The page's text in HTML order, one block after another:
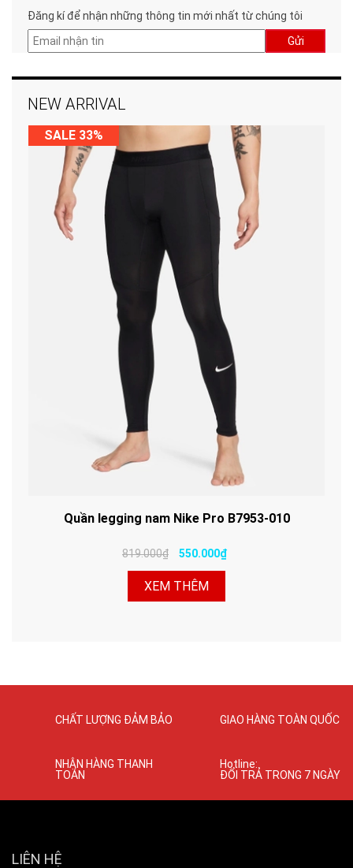
Đăng kí để nhận những thông tin mới nhất từ chúng tôi
Gửi
NEW ARRIVAL
SALE 33%
Quần legging nam Nike Pro B7953-010
819.000₫ 550.000₫
XEM THÊM
CHẤT LƯỢNG ĐẢM BẢO GIAO HÀNG TOÀN QUỐC
NHẬN HÀNG THANH
TOÁN
Hotline:
ĐỔI TRẢ TRONG 7 NGÀY
LIÊN HỆ